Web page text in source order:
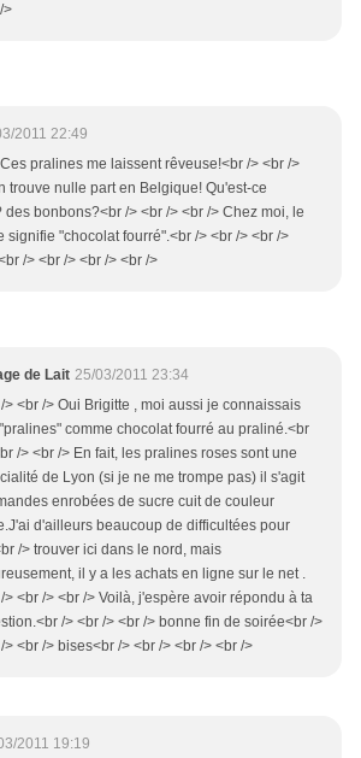
>
2011 22:49
pralines me laissent rêveuse!<br /> <br />
trouve nulle part en Belgique! Qu'est-ce
des bonbons?<br /> <br /> <br /> Chez moi, le
signifie "chocolat fourré".<br /> <br /> <br />
/> <br /> <br /> <br />
de Lait 25/03/2011 23:34
> <br /> Oui Brigitte , moi aussi je connaissais
comme chocolat fourré au praliné.<br
/> <br /> En fait, les pralines roses sont une
de Lyon (si je ne me trompe pas) il s'agit
enrobées de sucre cuit de couleur
d'ailleurs beaucoup de difficultées pour
/> trouver ici dans le nord, mais
il y a les achats en ligne sur le net .
> <br /> <br /> Voilà, j'espère avoir répondu à ta
/> <br /> <br /> bonne fin de soirée<br />
> <br /> bises<br /> <br /> <br /> <br />
2011 19:19